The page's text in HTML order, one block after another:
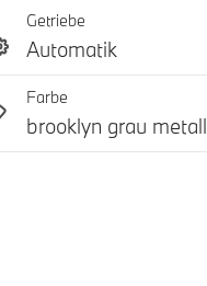
Getriebe
Automatik
Farbe
brooklyn grau metall